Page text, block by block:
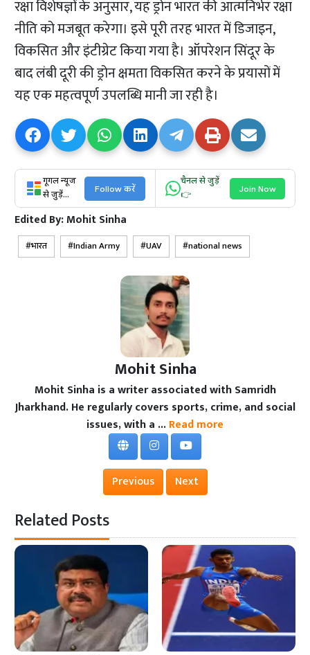
रक्षा विशेषज्ञों के अनुसार, यह ड्रोन भारत की आत्मनिर्भर रक्षा
नीति को मजबूत करेगा। इसे पूरी तरह भारत में डिजाइन,
विकसित और इंटीग्रेट किया गया है। ऑपरेशन सिंदूर के
बाद लंबी दूरी की ड्रोन क्षमता विकसित करने के प्रयासों में
यह एक महत्वपूर्ण उपलब्धि मानी जा रही है।
गूगल न्यूज
से जुड़ें...
Follow करें
चैनल से जुड़ें
👉
Join Now
Edited By:Mohit Sinha
भारत Indian Army UAV national news
Mohit Sinha
Mohit Sinha is a writer associated with Samridh
Jharkhand. He regularly covers sports, crime, and social
issues, with a ...Read more
Previous Next
Related Posts